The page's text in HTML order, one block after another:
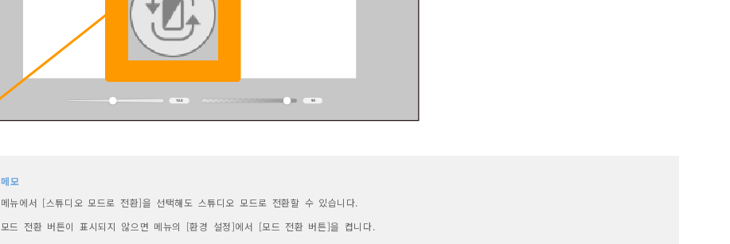
메모
메뉴에서 [스튜디오 모드로 전환]을 선택해도 스튜디오 모드로 전환할 수 있습니다.
모드 전환 버튼이 표시되지 않으면 메뉴의 [환경 설정]에서 [모드 전환 버튼]을 켭니다.